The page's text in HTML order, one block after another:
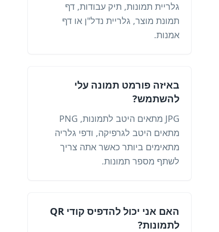
גלריית תמונות, תיק עבודות, דף
תמונת מוצר, גלריית נדל"ן או דף
אמנות.
באיזה פורמט תמונה עלי
להשתמש?
JPG מתאים היטב לתמונות, PNG
מתאים היטב לגרפיקה, ודפי גלריה
מתאימים ביותר כאשר אתה צריך
לשתף מספר תמונות.
האם אני יכול להדפיס קודי QR
לתמונות?